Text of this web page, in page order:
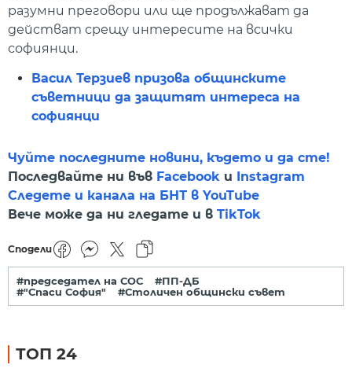
разумни преговори или ще продължават да
действат срещу интересите на всички
софиянци.
Васил Терзиев призова общинските
съветници да защитят интереса на
софиянци
Чуйте последните новини, където и да сте!
Последвайте ни във Facebook и Instagram
Следете и канала на БНТ в YouTube
Вече може да ни гледате и в TikTok
Сподели
#председател на СОС
#ПП-ДБ
#"Спаси София"
#Столичен общински съвет
ТОП 24